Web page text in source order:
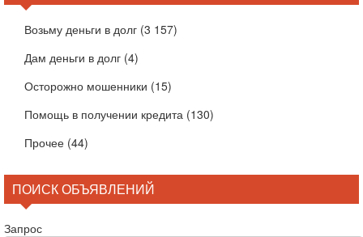
Возьму деньги в долг (3 157)
Дам деньги в долг (4)
Осторожно мошенники (15)
Помощь в получении кредита (130)
Прочее (44)
ПОИСК ОБЪЯВЛЕНИЙ
Запрос